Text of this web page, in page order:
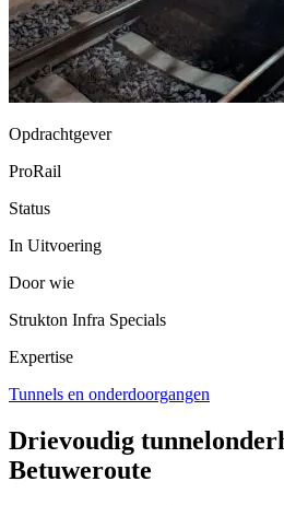
Opdrachtgever
ProRail
Status
In Uitvoering
Door wie
Strukton Infra Specials
Expertise
Tunnels en onderdoorgangen
Drievoudig
Betuweroute